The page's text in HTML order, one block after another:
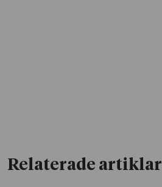
Relaterade artiklar